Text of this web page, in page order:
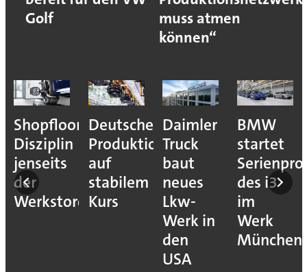
Golf
muss atmen
können“
Shopfloor-
Disziplin
jenseits
der
Werkstore
Deutsche
Produktion
auf
stabilem
Kurs
Daimler
Truck
baut
neues
Lkw-
Werk in
den
USA
BMW
startet
des i3
im
Werk
München